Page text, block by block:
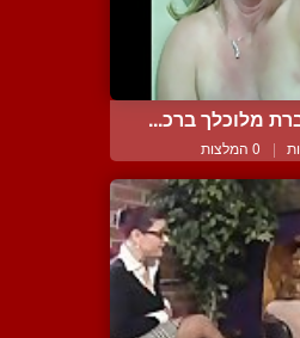
מלוכלך ברכ...
| 0 המלצות